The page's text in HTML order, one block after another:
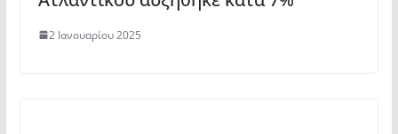
2 Ιανουαρίου 2025